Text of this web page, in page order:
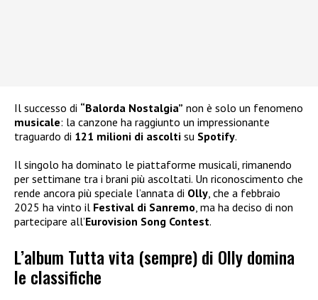
Il successo di “Balorda Nostalgia” non è solo un fenomeno
musicale: la canzone ha raggiunto un impressionante
traguardo di 121 milioni di ascolti su Spotify.
Il singolo ha dominato le piattaforme musicali, rimanendo
per settimane tra i brani più ascoltati. Un riconoscimento che
rende ancora più speciale l’annata di Olly , che a febbraio
2025 ha vinto il Festival di Sanremo , ma ha deciso di non
partecipare all’Eurovision Song Contest.
L’album Tutta vita (sempre) di Olly domina
le classifiche